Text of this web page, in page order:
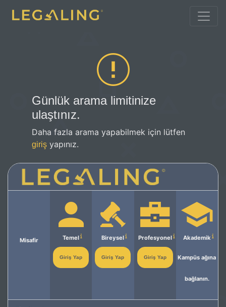
Günlük arama limitinize
ulaştınız.
Daha fazla arama yapabilmek için lütfen
giriş yapınız.
Misafir Temel
Giriş Yap
Bireysel
Giriş Yap
Profesyonel
Giriş Yap
Akademik
Kampüs ağına
bağlanın.